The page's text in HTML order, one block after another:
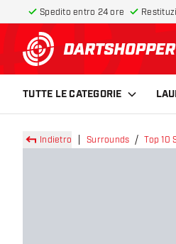
Spedito entro 24 ore
torna alla
TUTTE LE CATEGORIE
Indietro Surrounds Top 10